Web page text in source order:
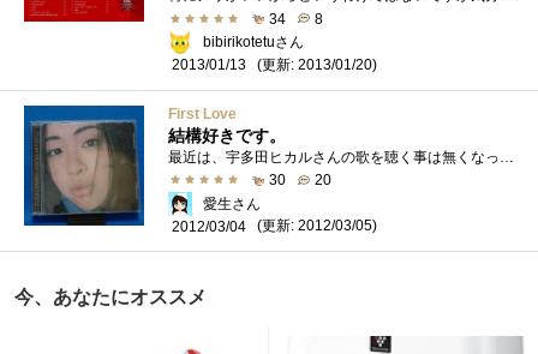
34
8
bibirikotetuさん
2013/01/13
(更新: 2013/01/20)
First Love
結構好きです。
30
20
愛生さん
2012/03/04
(更新: 2012/03/05)
今、あなたにオススメ